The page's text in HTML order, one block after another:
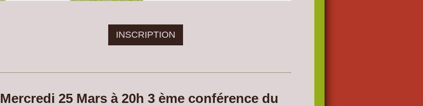
INSCRIPTION
Mercredi 25 Mars à 20h 3 ème conférence du